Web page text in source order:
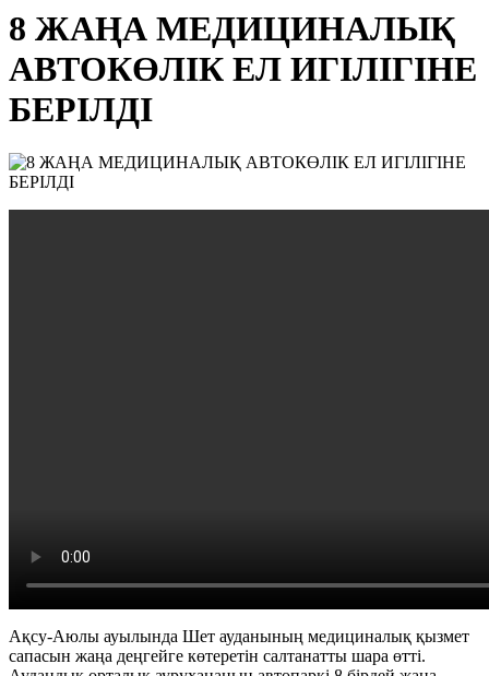
8 ЖАҢА МЕДИЦИНАЛЫҚ
АВТОКӨЛІК ЕЛ ИГІЛІГІНЕ
БЕРІЛДІ
Ақсу-Аюлы ауылында Шет ауданының медициналық қызмет
сапасын жаңа деңгейге көтеретін салтанатты шара өтті.